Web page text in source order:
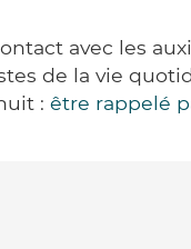
avec les
de la vie
: être rappelé